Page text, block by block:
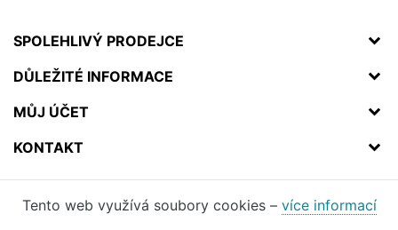
SPOLEHLIVÝ PRODEJCE
DŮLEŽITÉ INFORMACE
MŮJ ÚČET
KONTAKT
Tento web využívá soubory cookies – více informací